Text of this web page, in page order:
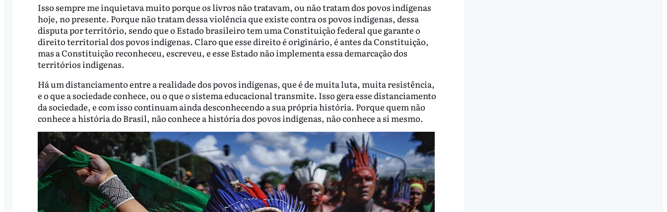
Isso sempre me inquietava muito porque os livros não tratavam, ou não tratam dos povos indígenas
hoje, no presente. Porque não tratam dessa violência que existe contra os povos indígenas, dessa
disputa por território, sendo que o Estado brasileiro tem uma Constituição federal que garante o
direito territorial dos povos indígenas. Claro que esse direito é originário, é antes da Constituição,
mas a Constituição reconheceu, escreveu, e esse Estado não implementa essa demarcação dos
territórios indígenas.
Há um distanciamento entre a realidade dos povos indígenas, que é de muita luta, muita resistência,
e o que a sociedade conhece, ou o que o sistema educacional transmite. Isso gera esse distanciamento
da sociedade, e com isso continuam ainda desconhecendo a sua própria história. Porque quem não
conhece a história do Brasil, não conhece a história dos povos indígenas, não conhece a si mesmo.